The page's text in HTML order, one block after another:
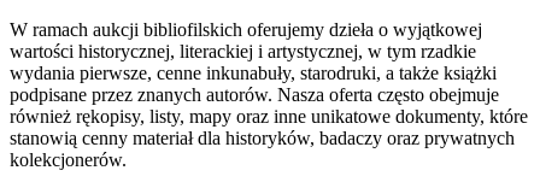
W ramach aukcji bibliofilskich oferujemy dzieła o wyjątkowej
wartości historycznej, literackiej i artystycznej, w tym rzadkie
wydania pierwsze, cenne inkunabuły, starodruki, a także książki
podpisane przez znanych autorów. Nasza oferta często obejmuje
również rękopisy, listy, mapy oraz inne unikatowe dokumenty, które
stanowią cenny materiał dla historyków, badaczy oraz prywatnych
kolekcjonerów.